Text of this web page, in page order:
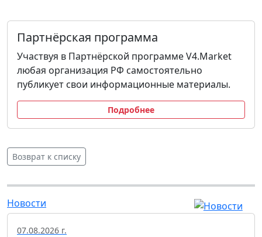
Партнёрская программа
Участвуя в Партнёрской программе V4.Market
любая организация РФ самостоятельно
публикует свои информационные материалы.
Подробнее
Возврат к списку
Новости
07.08.2026 г.